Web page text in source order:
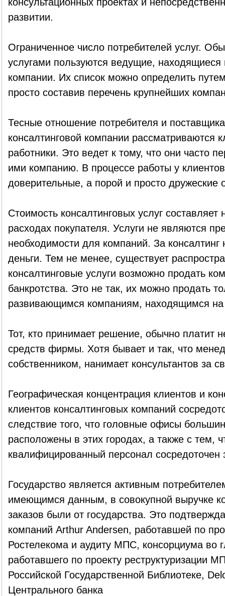
развитии.
Ограниченное число потребителей услуг.
услугами пользуются ведущие, находящиеся
компании. Их список можно определить
просто составив перечень крупнейших
Тесные отношение потребителя и
консалтинговой компании рассматриваются
работники. Это ведет к тому, что они часто
ими компанию. В процессе работы у
доверительные, а порой и просто дружеские
Стоимость консалтинговых услуг
расходах покупателя. Услуги не являются
необходимости для компаний. За консалтинг
деньги. Тем не менее, существует
консалтинговые услуги возможно продать
банкротства. Это не так, их можно продать
развивающимся компаниям, находящимся на
Тот, кто принимает решение, обычно платит
средств фирмы. Хотя бывает и так, что
собственником, нанимает консультантов за
Географическая концентрация клиентов и
клиентов консалтинговых компаний
следствие того, что головные офисы
расположены в этих городах, а также с тем,
квалифицированный персонал сосредоточен
Государство является активным
имеющимся данным, в совокупной выручке
заказов были от государства. Это
компаний Arthur Andersen, работавшей по
Ростелекома и аудиту МПС, консорциума во
работавшего по проекту реструктуризации
Российской Государственной Библиотеке,
Центрального банка